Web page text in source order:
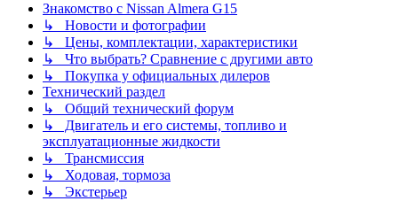
Знакомство с Nissan Almera G15
↳ Новости и фотографии
↳ Цены, комплектации, характеристики
↳ Что выбрать? Сравнение с другими авто
↳ Покупка у официальных дилеров
Технический раздел
↳ Общий технический форум
↳ Двигатель и его системы, топливо и
эксплуатационные жидкости
↳ Трансмиссия
↳ Ходовая, тормоза
↳ Экстерьер